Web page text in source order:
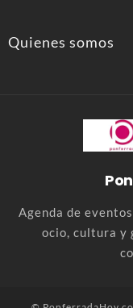
Quienes somos
Agenda de
ocio, cultura y